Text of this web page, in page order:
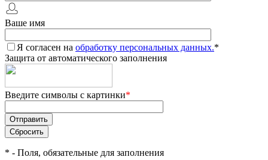
Ваше имя
Я согласен на обработку персональных данных.*
Защита от автоматического заполнения
Введите символы с картинки*
* - Поля, обязательные для заполнения